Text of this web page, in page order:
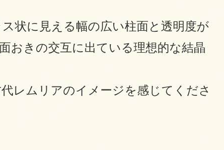
状に見える幅の広い柱面と透明度が
おきの交互に出ている理想的な結晶
レムリアのイメージを感じてくださ